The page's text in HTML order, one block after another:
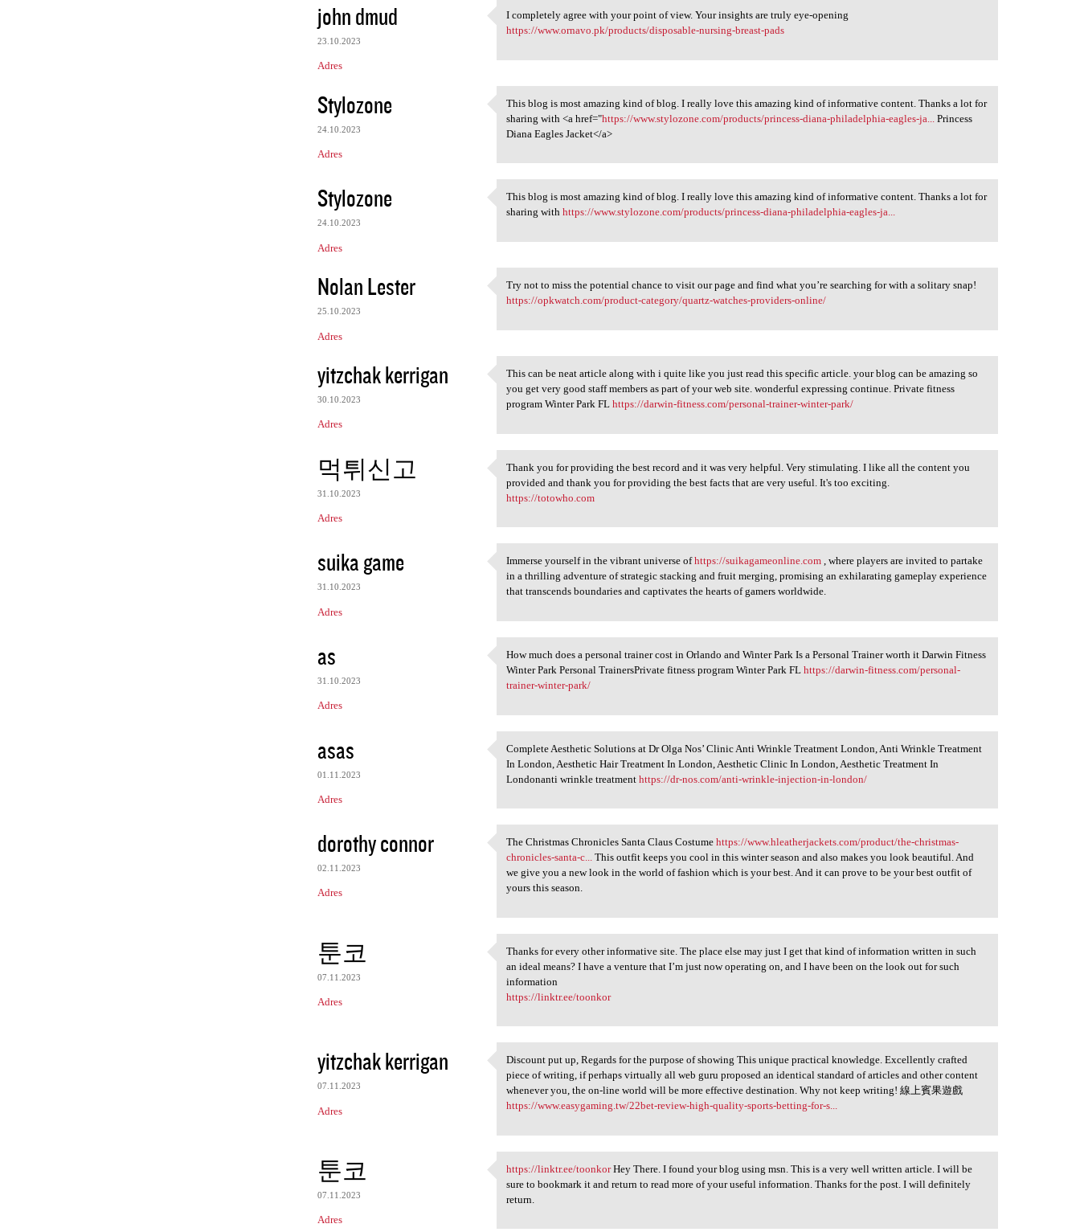
john dmud
23.10.2023
Adres
I completely agree with your
I completely agree with your point of view. Your insights are truly eye-opening
https://www.ornavo.pk/products/disposable-nursing-breast-pads
Stylozone
24.10.2023
Adres
This blog is most amazing
This blog is most amazing kind of blog. I really love this amazing kind of informative content. Thanks a lot for
sharing with <a href="https://www.stylozone.com/products/princess-diana-philadelphia-eagles-ja...
Princess
Diana Eagles Jacket</a>
Stylozone
24.10.2023
Adres
This blog is most amazing
This blog is most amazing kind of blog. I really love this amazing kind of informative content. Thanks a lot for
sharing withhttps://www.stylozone.com/products/princess-diana-philadelphia-eagles-ja...
Nolan Lester
25.10.2023
Adres
Try not to miss the potential
Try not to miss the potential chance to visit our page and find what you’re searching for with a solitary snap!
https://opkwatch.com/product-category/quartz-watches-providers-online/
yitzchak kerrigan
30.10.2023
Adres
This can be neat article
This can be neat article along with i quite like you just read this specific article. your blog can be amazing so
you get very good staff members as part of your web site. wonderful expressing continue. Private fitness
program Winter Park FLhttps://darwin-fitness.com/personal-trainer-winter-park/
먹튀신고
31.10.2023
Adres
Thank you for providing the
Thank you for providing the best record and it was very helpful. Very stimulating. I like all the content you
provided and thank you for providing the best facts that are very useful. It's too exciting.
https://totowho.com
suika game
31.10.2023
Adres
Immerse yourself in the
Immerse yourself in the vibrant universe ofhttps://suikagameonline.com , where players are invited to partake
in a thrilling adventure of strategic stacking and fruit merging, promising an exhilarating gameplay experience
that transcends boundaries and captivates the hearts of gamers worldwide.
as
31.10.2023
Adres
How much does a personal
How much does a personal trainer cost in Orlando and Winter Park Is a Personal Trainer worth it Darwin Fitness
Winter Park Personal TrainersPrivate fitness program Winter Park FLhttps://darwin-fitness.com/personal-
trainer-winter-park/
asas
01.11.2023
Adres
Complete Aesthetic Solutions
Complete Aesthetic Solutions at Dr Olga Nos’ Clinic Anti Wrinkle Treatment London, Anti Wrinkle Treatment
In London, Aesthetic Hair Treatment In London, Aesthetic Clinic In London, Aesthetic Treatment In
Londonanti wrinkle treatmenthttps://dr-nos.com/anti-wrinkle-injection-in-london/
dorothy connor
02.11.2023
Adres
The Christmas Chronicles
The Christmas Chronicles Santa Claus Costumehttps://www.hleatherjackets.com/product/the-christmas-
chronicles-santa-c... This outfit keeps you cool in this winter season and also makes you look beautiful. And
we give you a new look in the world of fashion which is your best. And it can prove to be your best outfit of
yours this season.
툰코
07.11.2023
Adres
Thanks for every other
Thanks for every other informative site. The place else may just I get that kind of information written in such
an ideal means? I have a venture that I’m just now operating on, and I have been on the look out for such
information
https://linktr.ee/toonkor
yitzchak kerrigan
07.11.2023
Adres
Discount put up, Regards for
Discount put up, Regards for the purpose of showing This unique practical knowledge. Excellently crafted
piece of writing, if perhaps virtually all web guru proposed an identical standard of articles and other content
whenever you, the on-line world will be more effective destination. Why not keep writing! 線上賓果遊戲
https://www.easygaming.tw/22bet-review-high-quality-sports-betting-for-s...
툰코
07.11.2023
Adres
https://linktr.ee/toonkor Hey
https://linktr.ee/toonkorHey There. I found your blog using msn. This is a very well written article. I will be
sure to bookmark it and return to read more of your useful information. Thanks for the post. I will definitely
return.